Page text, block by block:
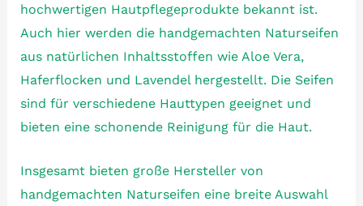
hochwertigen Hautpflegeprodukte bekannt ist.
Auch hier werden die handgemachten Naturseifen
aus natürlichen Inhaltsstoffen wie Aloe Vera,
Haferflocken und Lavendel hergestellt. Die Seifen
sind für verschiedene Hauttypen geeignet und
bieten eine schonende Reinigung für die Haut.
Insgesamt bieten große Hersteller von
handgemachten Naturseifen eine breite Auswahl